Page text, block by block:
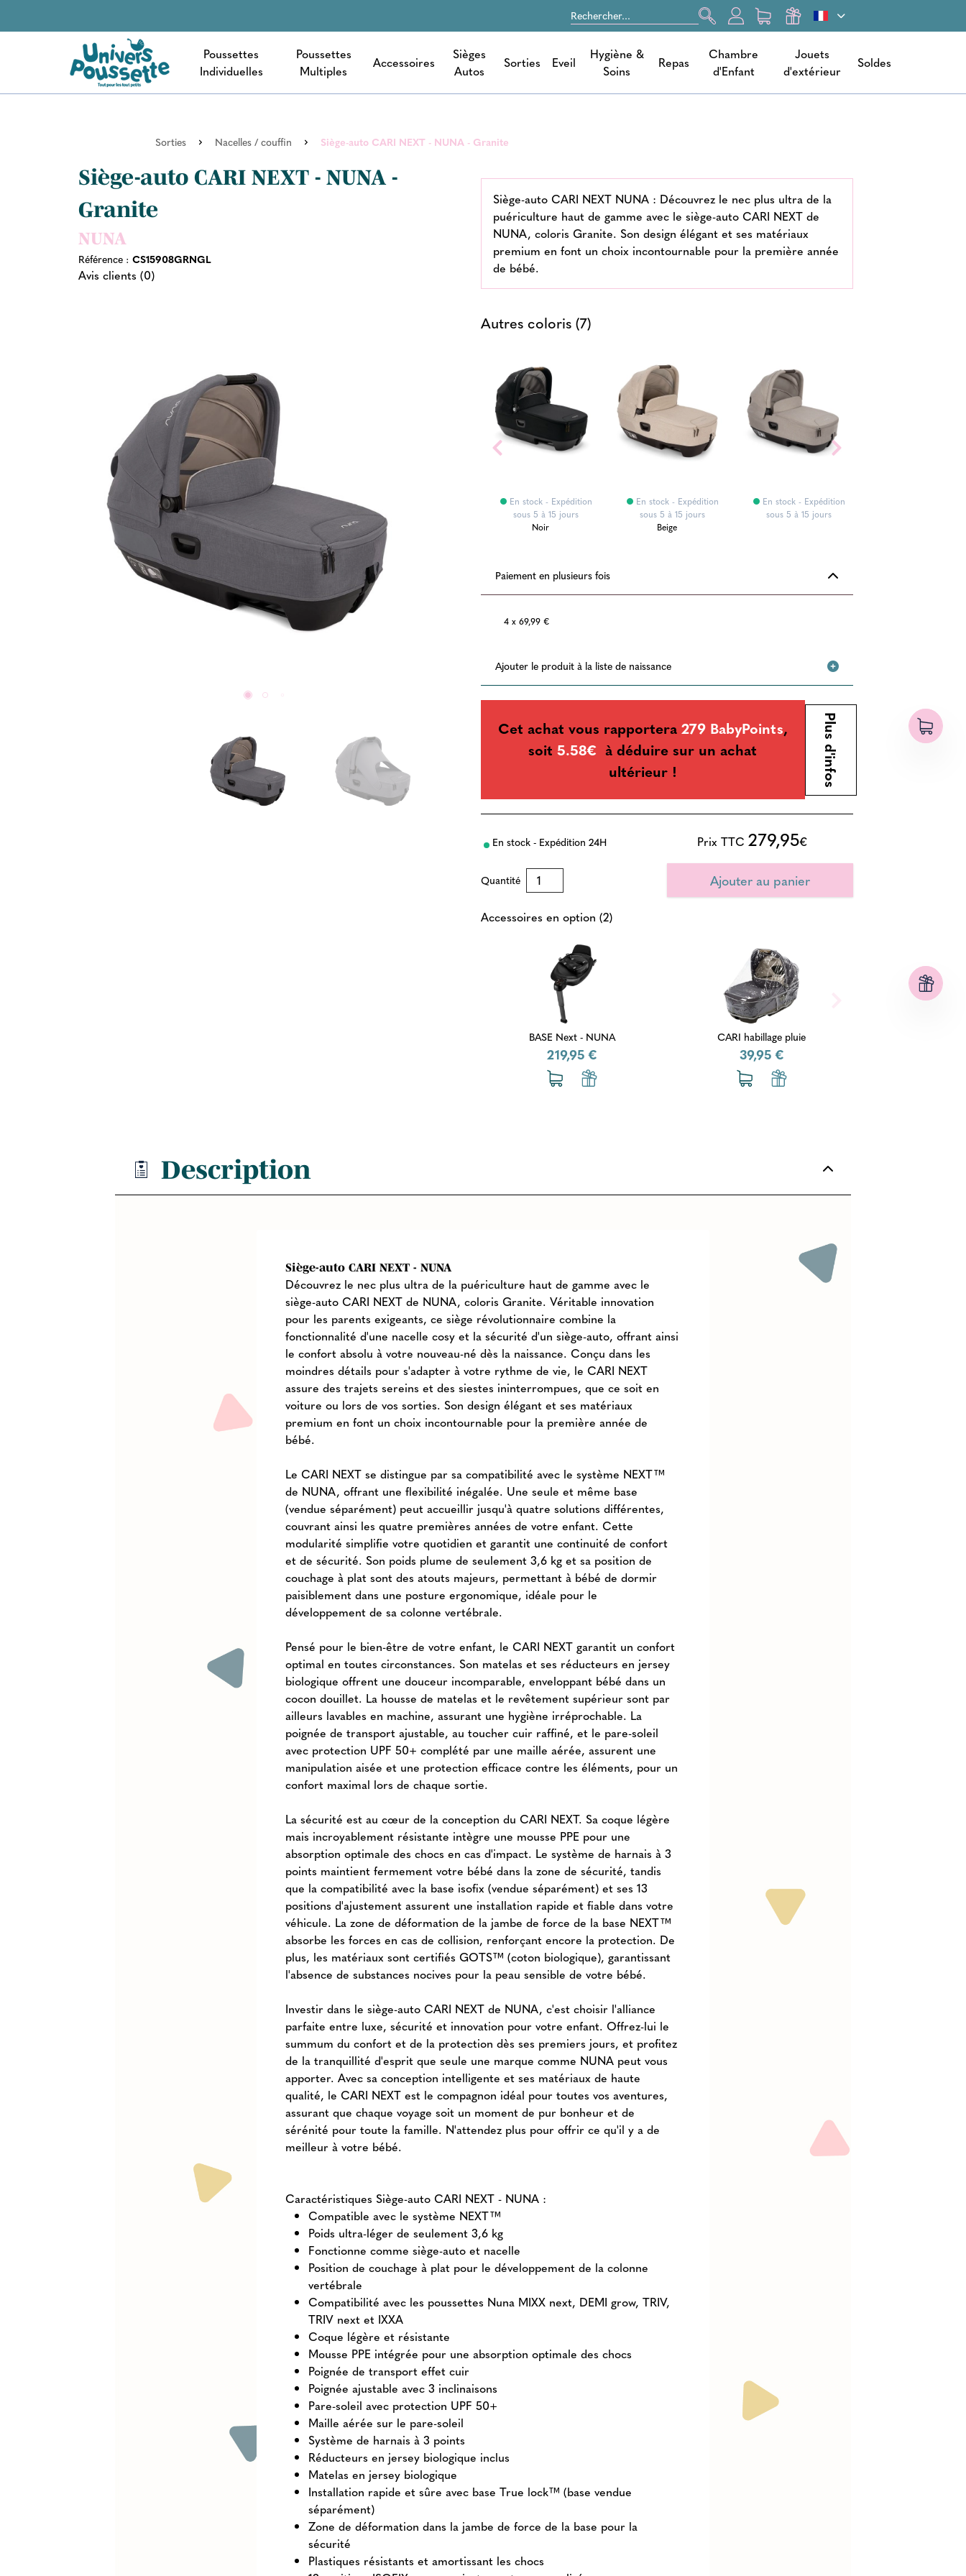
Poussettes
Individuelles
Poussettes
Multiples
Accessoires
Sièges
Autos
Sorties Eveil
Hygiène &
Soins
Repas
Chambre
d'Enfant
Jouets
d'extérieur
Soldes
Sorties Nacelles / couffin Siège-auto CARI NEXT - NUNA - Granite
Siège-auto CARI NEXT - NUNA -
Granite
NUNA
Référence : CS15908GRNGL
Avis clients (0)
Siège-auto CARI NEXT NUNA : Découvrez le nec plus ultra de la
puériculture haut de gamme avec le siège-auto CARI NEXT de
NUNA, coloris Granite. Son design élégant et ses matériaux
premium en font un choix incontournable pour la première année
de bébé.
Autres coloris (7)
En stock - Expédition
sous 5 à 15 jours
Gris
En stock - Expédition
En stock - Expédition
sous 5 à 15 jours
Noir
En stock - Expédition
sous 5 à 15 jours
Beige
En stock - Expédition
sous 5 à 15 jours
Paiement en plusieurs fois
4 x 69,99 €
Ajouter le produit à la liste de naissance
Cet achat vous rapportera279 BabyPoints,
soit5.58€ à déduire sur un achat
ultérieur !
Plus d'infos
En stock - Expédition 24H Prix TTC 279,95€
Quantité
Accessoires en option (2)
BASE Next - NUNA
219,95 €
CARI habillage pluie
39,95 €
Description
Siège-auto CARI NEXT - NUNA
Découvrez le nec plus ultra de la puériculture haut de gamme avec le
siège-auto CARI NEXT de NUNA, coloris Granite. Véritable innovation
pour les parents exigeants, ce siège révolutionnaire combine la
fonctionnalité d'une nacelle cosy et la sécurité d'un siège-auto, offrant ainsi
le confort absolu à votre nouveau-né dès la naissance. Conçu dans les
moindres détails pour s'adapter à votre rythme de vie, le CARI NEXT
assure des trajets sereins et des siestes ininterrompues, que ce soit en
voiture ou lors de vos sorties. Son design élégant et ses matériaux
premium en font un choix incontournable pour la première année de
bébé.
Le CARI NEXT se distingue par sa compatibilité avec le système NEXT™
de NUNA, offrant une flexibilité inégalée. Une seule et même base
(vendue séparément) peut accueillir jusqu'à quatre solutions différentes,
couvrant ainsi les quatre premières années de votre enfant. Cette
modularité simplifie votre quotidien et garantit une continuité de confort
et de sécurité. Son poids plume de seulement 3,6 kg et sa position de
couchage à plat sont des atouts majeurs, permettant à bébé de dormir
paisiblement dans une posture ergonomique, idéale pour le
développement de sa colonne vertébrale.
Pensé pour le bien-être de votre enfant, le CARI NEXT garantit un confort
optimal en toutes circonstances. Son matelas et ses réducteurs en jersey
biologique offrent une douceur incomparable, enveloppant bébé dans un
cocon douillet. La housse de matelas et le revêtement supérieur sont par
ailleurs lavables en machine, assurant une hygiène irréprochable. La
poignée de transport ajustable, au toucher cuir raffiné, et le pare-soleil
avec protection UPF 50+ complété par une maille aérée, assurent une
manipulation aisée et une protection efficace contre les éléments, pour un
confort maximal lors de chaque sortie.
La sécurité est au cœur de la conception du CARI NEXT. Sa coque légère
mais incroyablement résistante intègre une mousse PPE pour une
absorption optimale des chocs en cas d'impact. Le système de harnais à 3
points maintient fermement votre bébé dans la zone de sécurité, tandis
que la compatibilité avec la base isofix (vendue séparément) et ses 13
positions d'ajustement assurent une installation rapide et fiable dans votre
véhicule. La zone de déformation de la jambe de force de la base NEXT™
absorbe les forces en cas de collision, renforçant encore la protection. De
plus, les matériaux sont certifiés GOTS™ (coton biologique), garantissant
l'absence de substances nocives pour la peau sensible de votre bébé.
Investir dans le siège-auto CARI NEXT de NUNA, c'est choisir l'alliance
parfaite entre luxe, sécurité et innovation pour votre enfant. Offrez-lui le
summum du confort et de la protection dès ses premiers jours, et profitez
de la tranquillité d'esprit que seule une marque comme NUNA peut vous
apporter. Avec sa conception intelligente et ses matériaux de haute
qualité, le CARI NEXT est le compagnon idéal pour toutes vos aventures,
assurant que chaque voyage soit un moment de pur bonheur et de
sérénité pour toute la famille. N'attendez plus pour offrir ce qu'il y a de
meilleur à votre bébé.
Caractéristiques Siège-auto CARI NEXT - NUNA :
Compatible avec le système NEXT™
Poids ultra-léger de seulement 3,6 kg
Fonctionne comme siège-auto et nacelle
Position de couchage à plat pour le développement de la colonne
vertébrale
Compatibilité avec les poussettes Nuna MIXX next, DEMI grow, TRIV,
TRIV next et IXXA
Coque légère et résistante
Mousse PPE intégrée pour une absorption optimale des chocs
Poignée de transport effet cuir
Poignée ajustable avec 3 inclinaisons
Pare-soleil avec protection UPF 50+
Maille aérée sur le pare-soleil
Système de harnais à 3 points
Réducteurs en jersey biologique inclus
Matelas en jersey biologique
Installation rapide et sûre avec base True lock™ (base vendue
séparément)
Zone de déformation dans la jambe de force de la base pour la
sécurité
Plastiques résistants et amortissant les chocs